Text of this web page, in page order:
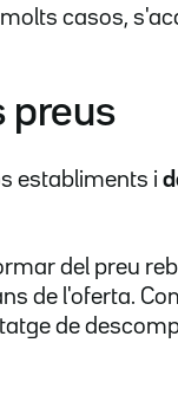
casos,
preus
establiments i
del preu
de l'oferta.
de